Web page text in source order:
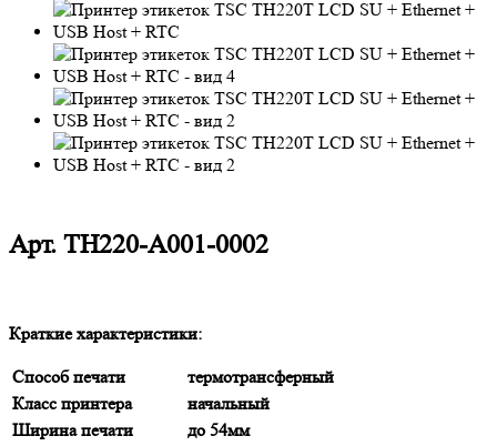
Арт. TH220-A001-0002
Краткие характеристики:
Способ печати
термотрансферный
Класс принтера
начальный
Ширина печати
до 54мм